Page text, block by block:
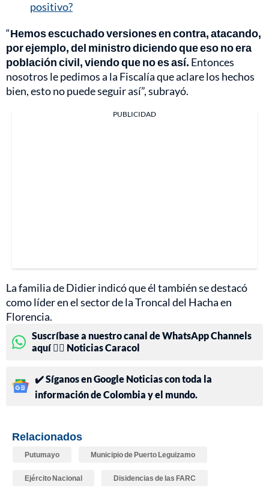
positivo?
“Hemos escuchado versiones en contra, atacando,
por ejemplo, del ministro diciendo que eso no era
población civil, viendo que no es así. Entonces
nosotros le pedimos a la Fiscalía que aclare los hechos
bien, esto no puede seguir así”, subrayó.
PUBLICIDAD
La familia de Didier indicó que él también se destacó
como líder en el sector de la Troncal del Hacha en
Florencia.
Suscríbase a nuestro canal de WhatsApp Channels
aquí 👉🏻 Noticias Caracol
✔️ Síganos en Google Noticias con toda la
información de Colombia y el mundo.
Relacionados
Putumayo Municipio de Puerto Leguizamo
Ejército Nacional Disidencias de las FARC